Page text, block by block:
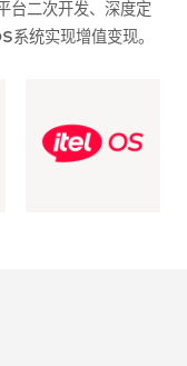
台二次开发、深度定
系统实现增值变现。